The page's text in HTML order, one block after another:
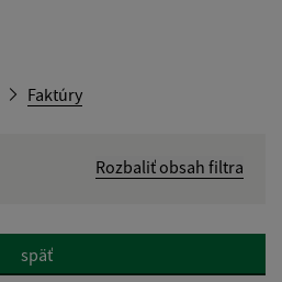
Faktúry
Rozbaliť obsah filtra
späť